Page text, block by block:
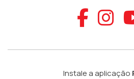
Instale a aplicação